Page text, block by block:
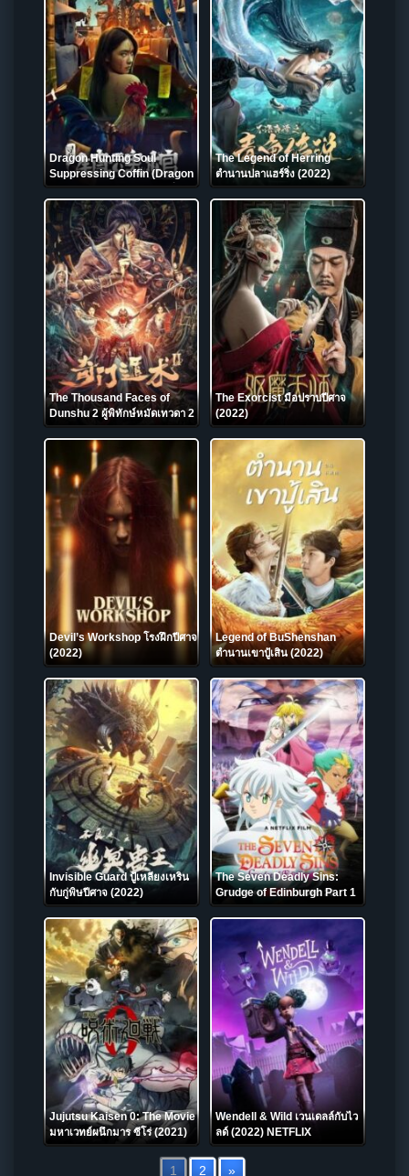
Dragon Hunting Soul
Suppressing Coffin (Dragon
Quest: The Soul Coffin) โลง
ลับดับวิญญาณ (2023) บรรยาย
ไทย
The Legend of Herring
ตำนานปลาแฮร์ริ่ง (2022)
The Thousand Faces of
Dunshu 2 ผู้พิทักษ์หมัดเทวดา 2
(2022)
The Exorcist มือปราบปีศาจ
(2022)
Devil’s Workshop โรงฝึกปีศาจ
(2022)
Legend of BuShenshan
ตำนานเขาปู้เสิน (2022)
Invisible Guard ปู้เหลียงเหริน
กับกู่พิษปีศาจ (2022)
The Seven Deadly Sins:
Grudge of Edinburgh Part 1
ศึกตำนาน 7 อัศวิน: แค้นเอดินเบ
Jujutsu Kaisen 0: The Movie
มหาเวทย์ผนึกมาร ซีโร่ (2021)
Wendell & Wild เวนเดลล์กับไว
ลด์ (2022) NETFLIX
1 2 »